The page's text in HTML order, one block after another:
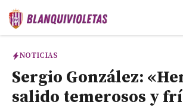
Saltar
NOTICIAS
Sergio González:
salido temerosos y